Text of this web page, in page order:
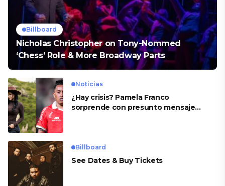
Billboard
Nicholas Christopher on Tony-Nommed
‘Chess’ Role & More Broadway Parts
Noticias
¿Hay crisis? Pamela Franco
sorprende con presunto mensaje
Billboard
See Dates & Buy Tickets